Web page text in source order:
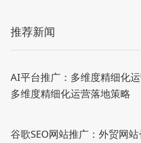
推荐新闻
AI平台推广：多维度精细化
多维度精细化运营落地策略
谷歌SEO网站推广：外贸网